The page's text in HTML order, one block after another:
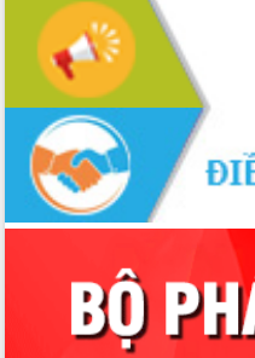
Tổ chức trang trọng Lễ hội Đền thờ
Lương Văn Chánh năm 2026
Phó Bí thư Tỉnh ủy Đắk Lắk Đỗ Hữu
Huy giữ chức Bí thư Đảng ủy Ủy Ban
Nhân dân tỉnh
Bệnh án điện tử thúc đẩy chuyển đổi
số y tế tại Đắk Lắk
Chuyển đổi số thư viện: Mở rộng
không gian tri thức trong thời đại số
Đánh giá, rút kinh nghiệm công tác tổ
chức diễn tập trước ngày bầu cử
Chương trình “Gặp gỡ hữu nghị –
Friendship Meeting New Year 2026”